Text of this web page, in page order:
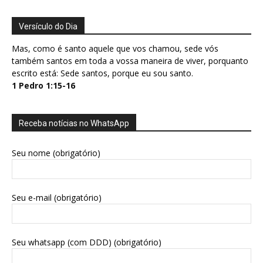
Versículo do Dia
Mas, como é santo aquele que vos chamou, sede vós
também santos em toda a vossa maneira de viver, porquanto
escrito está: Sede santos, porque eu sou santo.
1 Pedro 1:15-16
Receba notícias no WhatsApp
Seu nome (obrigatório)
Seu e-mail (obrigatório)
Seu whatsapp (com DDD) (obrigatório)